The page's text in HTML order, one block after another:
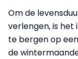
Om de
verlengen, is het
te bergen op
de